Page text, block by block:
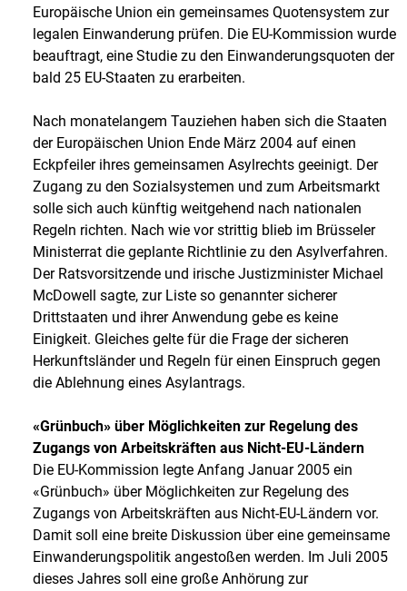
Europäische Union ein gemeinsames Quotensystem zur
legalen Einwanderung prüfen. Die EU-Kommission wurde
beauftragt, eine Studie zu den Einwanderungsquoten der
bald 25 EU-Staaten zu erarbeiten.
Nach monatelangem Tauziehen haben sich die Staaten
der Europäischen Union Ende März 2004 auf einen
Eckpfeiler ihres gemeinsamen Asylrechts geeinigt. Der
Zugang zu den Sozialsystemen und zum Arbeitsmarkt
solle sich auch künftig weitgehend nach nationalen
Regeln richten. Nach wie vor strittig blieb im Brüsseler
Ministerrat die geplante Richtlinie zu den Asylverfahren.
Der Ratsvorsitzende und irische Justizminister Michael
McDowell sagte, zur Liste so genannter sicherer
Drittstaaten und ihrer Anwendung gebe es keine
Einigkeit. Gleiches gelte für die Frage der sicheren
Herkunftsländer und Regeln für einen Einspruch gegen
die Ablehnung eines Asylantrags.
«Grünbuch» über Möglichkeiten zur Regelung des
Zugangs von Arbeitskräften aus Nicht-EU-Ländern
Die EU-Kommission legte Anfang Januar 2005 ein
«Grünbuch» über Möglichkeiten zur Regelung des
Zugangs von Arbeitskräften aus Nicht-EU-Ländern vor.
Damit soll eine breite Diskussion über eine gemeinsame
Einwanderungspolitik angestoßen werden. Im Juli 2005
dieses Jahres soll eine große Anhörung zur